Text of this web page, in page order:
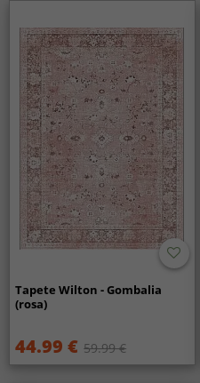
Tapete Wilton - Gombalia
(rosa)
44.99 € 59.99 €